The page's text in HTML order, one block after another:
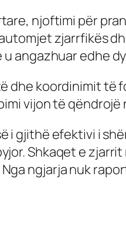
njoftimi për
zjarrfikës
angazhuar edhe
dhe koordinimit të
vijon të
i gjithë efektivi i
Shkaqet e
ngjarja nuk